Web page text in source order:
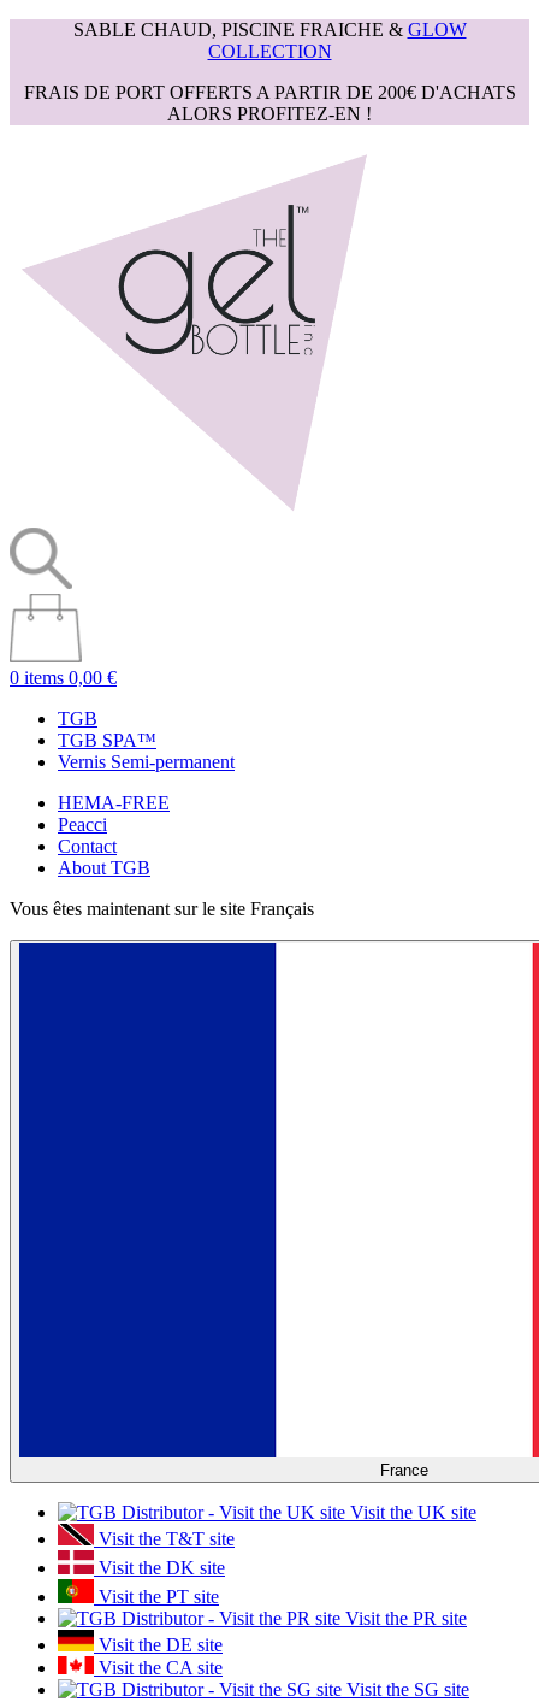
SABLE CHAUD, PISCINE FRAICHE & GLOW
COLLECTION
FRAIS DE PORT OFFERTS A PARTIR DE 200€ D'ACHATS
ALORS PROFITEZ-EN !
0 items 0,00 €
TGB
TGB SPA™
Vernis Semi-permanent
HEMA-FREE
Peacci
Contact
About TGB
Vous êtes maintenant sur le site Français
France
Visit the UK site
Visit the T&T site
Visit the DK site
Visit the PT site
Visit the PR site
Visit the DE site
Visit the CA site
Visit the SG site